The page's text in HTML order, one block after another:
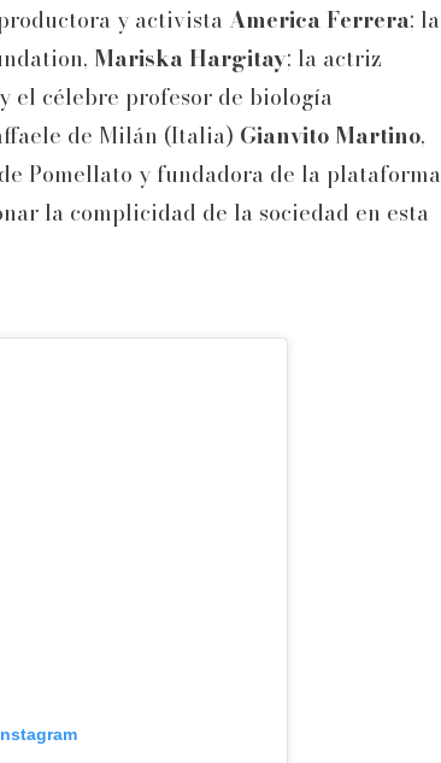
y activista America Ferrera; la
Mariska Hargitay; la actriz
el célebre profesor de biología
de Milán (Italia) Gianvito Martino,
Pomellato y fundadora de la plataforma
la complicidad de la sociedad en esta